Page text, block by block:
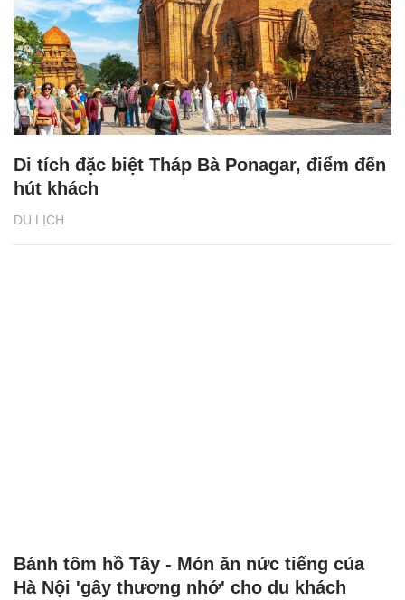
DU LỊCH
Di tích đặc biệt Tháp Bà Ponagar, điểm đến
hút khách
Bánh tôm hồ Tây - Món ăn nức tiếng của
Hà Nội 'gây thương nhớ' cho du khách